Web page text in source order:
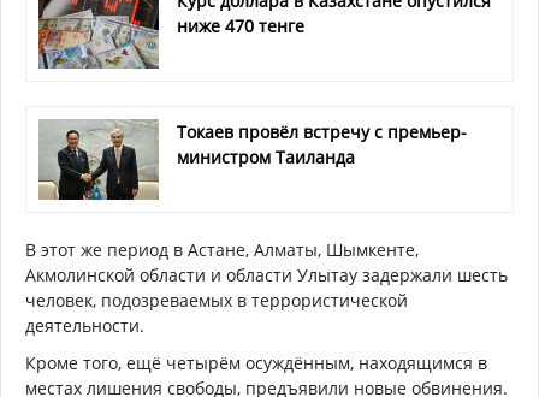
ниже 470 тенге
Токаев провёл встречу с премьер-
министром Таиланда
В этот же период в Астане, Алматы, Шымкенте,
Акмолинской области и области Улытау задержали шесть
человек, подозреваемых в террористической
деятельности.
Кроме того, ещё четырём осуждённым, находящимся в
местах лишения свободы, предъявили новые обвинения.